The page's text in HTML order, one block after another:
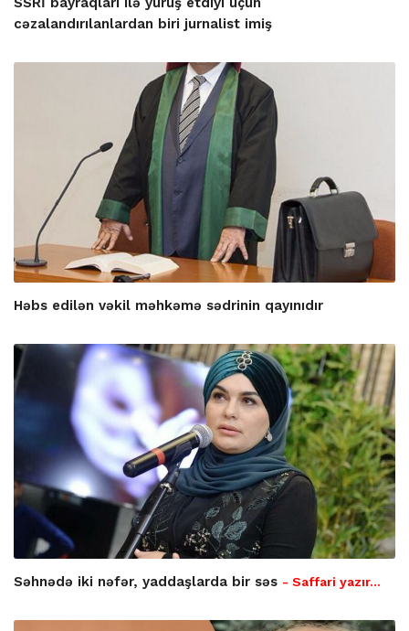
cəzalandırılanlardan biri jurnalist imiş
Həbs edilən vəkil məhkəmə sədrinin qayınıdır
Səhnədə iki nəfər, yaddaşlarda bir səs - Saffari yazır…